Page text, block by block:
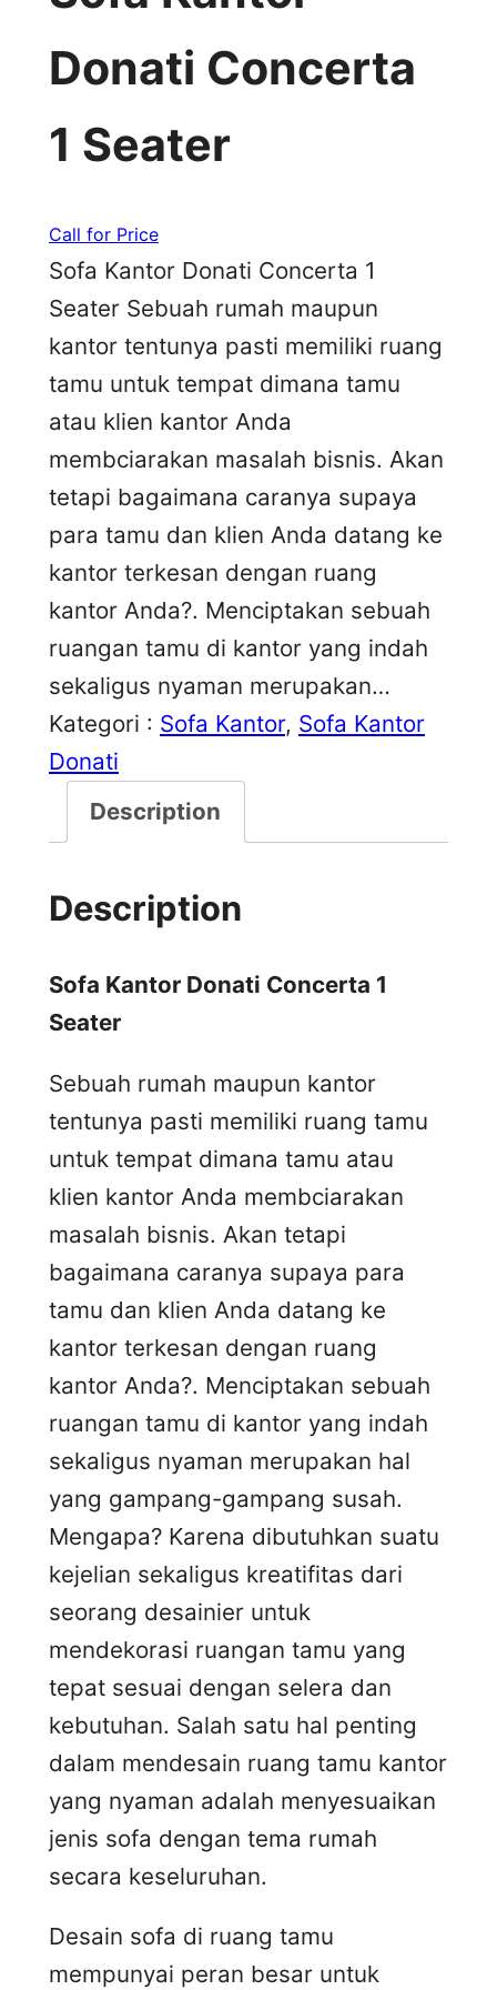
Donati Concerta
1 Seater
Call for Price
Sofa Kantor Donati Concerta 1
Seater Sebuah rumah maupun
kantor tentunya pasti memiliki ruang
tamu untuk tempat dimana tamu
atau klien kantor Anda
membciarakan masalah bisnis. Akan
tetapi bagaimana caranya supaya
para tamu dan klien Anda datang ke
kantor terkesan dengan ruang
kantor Anda?. Menciptakan sebuah
ruangan tamu di kantor yang indah
sekaligus nyaman merupakan…
Kategori : Sofa Kantor, Sofa Kantor
Donati
Description
Description
Sofa Kantor Donati Concerta 1
Seater
Sebuah rumah maupun kantor
tentunya pasti memiliki ruang tamu
untuk tempat dimana tamu atau
klien kantor Anda membciarakan
masalah bisnis. Akan tetapi
bagaimana caranya supaya para
tamu dan klien Anda datang ke
kantor terkesan dengan ruang
kantor Anda?. Menciptakan sebuah
ruangan tamu di kantor yang indah
sekaligus nyaman merupakan hal
yang gampang-gampang susah.
Mengapa? Karena dibutuhkan suatu
kejelian sekaligus kreatifitas dari
seorang desainier untuk
mendekorasi ruangan tamu yang
tepat sesuai dengan selera dan
kebutuhan. Salah satu hal penting
dalam mendesain ruang tamu kantor
yang nyaman adalah menyesuaikan
jenis sofa dengan tema rumah
secara keseluruhan.
Desain sofa di ruang tamu
mempunyai peran besar untuk